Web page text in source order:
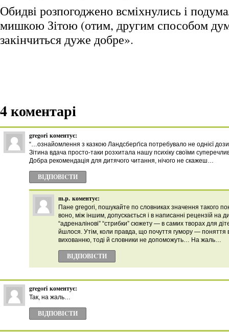
Обидві розпогоджено всміхнулись і
мишкою Зітою (отим, другим способом
закінчиться дуже добре».
4 коментарі
gregori коментує:
“…ознайомлення з казкою Ландсберґіса потребувало не однієї
Зітина вдача просто-таки розхитала нашу психіку своїми
Добра рекомендація для дитячого читання, нічого не скажеш…
ВІДПОВІCТИ
m.p. коментує:
Пане gregori, пошукайте по словниках значення такого
воно, між іншим, допускається і в написанні рецензій на
“адреналінові” “стрибки” сюжету — в самих творах для
йшлося. Утім, коли правда, що почуття гумору — поняття
вихованню, тоді й словники не допоможуть… На жаль…
ВІДПОВІCТИ
gregori коментує:
Так, на жаль…
ВІДПОВІCТИ